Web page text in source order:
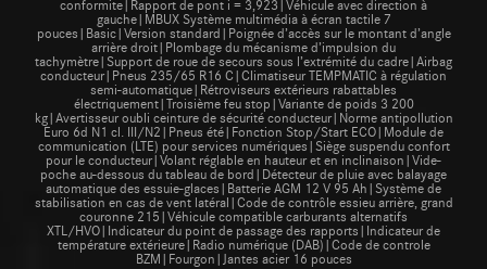
gauche|MBUX Système multimédia à écran tactile 7
pouces|Basic|Version standard|Poignée d’accès sur le montant d’angle
arrière droit|Plombage du mécanisme d’impulsion du
tachymètre|Support de roue de secours sous l’extrémité du cadre|Airbag
conducteur|Pneus 235/65 R16 C|Climatiseur TEMPMATIC à régulation
semi-automatique|Rétroviseurs extérieurs rabattables
électriquement|Troisième feu stop|Variante de poids 3 200
kg|Avertisseur oubli ceinture de sécurité conducteur|Norme antipollution
Euro 6d N1 cl. III/N2|Pneus été|Fonction Stop/Start ECO|Module de
communication (LTE) pour services numériques|Siège suspendu confort
pour le conducteur|Volant réglable en hauteur et en inclinaison|Vide-
poche au-dessous du tableau de bord|Détecteur de pluie avec balayage
automatique des essuie-glaces|Batterie AGM 12 V 95 Ah|Système de
stabilisation en cas de vent latéral|Code de contrôle essieu arrière, grand
couronne 215|Véhicule compatible carburants alternatifs
XTL/HVO|Indicateur du point de passage des rapports|Indicateur de
température extérieure|Radio numérique (DAB)|Code de controle
BZM|Fourgon|Jantes acier 16 pouces